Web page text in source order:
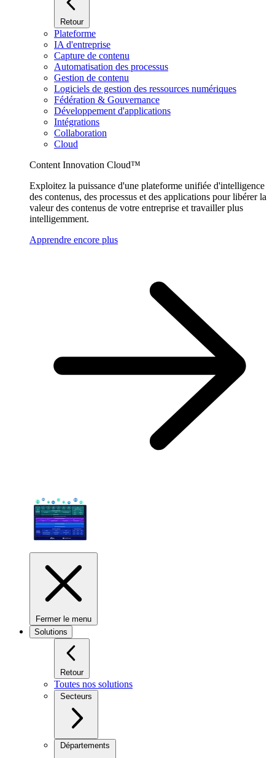
Retour
Plateforme
IA d'entreprise
Capture de contenu
Automatisation des processus
Gestion de contenu
Logiciels de gestion des ressources numériques
Fédération & Gouvernance
Développement d'applications
Intégrations
Collaboration
Cloud
Content Innovation Cloud™
Exploitez la puissance d'une plateforme unifiée d'intelligence
des contenus, des processus et des applications pour libérer la
valeur des contenus de votre entreprise et travailler plus
intelligemment.
Apprendre encore plus
Fermer le menu
Solutions
Retour
Toutes nos solutions
Secteurs
Départements